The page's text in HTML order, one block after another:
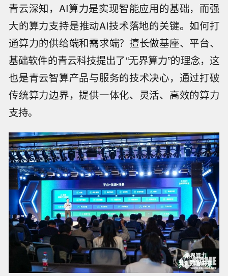
青云深知，AI算力是实现智能应用的基础，而强
大的算力支持是推动AI技术落地的关键。如何打
通算力的供给端和需求端？擅长做基座、平台、
基础软件的青云科技提出了“无界算力”的理念，这
也是青云智算产品与服务的技术决心，通过打破
传统算力边界，提供一体化、灵活、高效的算力
支持。